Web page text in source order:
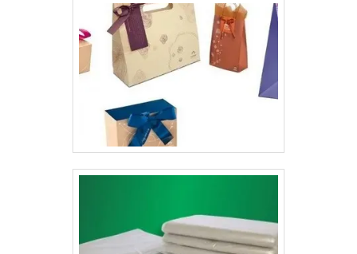
importante para não danificar nenhum destes materiais
durante o percurso do transporte. Nestes envelopes são
inseridas informações a respeito tanto do remetente
quanto do destinatário, além dos dados da empresa -
tratando-se de envelopes personalizados. Porque além
destes, também há os envelopes lisos. Uma
preocupação com envelopar documentos antes de
entregá-los a alguém é uma demonstração de
comprometimento com a pessoa que irá receber aquele
eles conferem maior credibilidade para a empresa que
o está utilizando. Empresa especializada em impressão